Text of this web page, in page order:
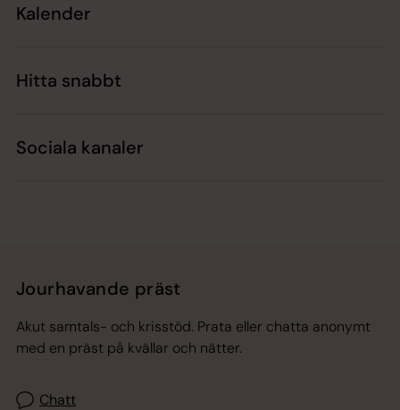
Kalender
Hitta snabbt
Sociala kanaler
Jourhavande präst
Akut samtals- och krisstöd. Prata eller chatta anonymt
med en präst på kvällar och nätter.
Chatt